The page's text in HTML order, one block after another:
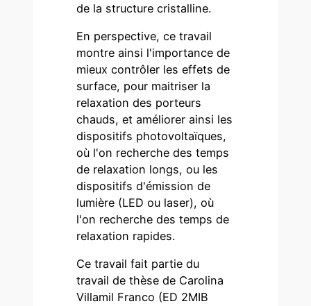
de la structure cristalline.
En perspective, ce travail
montre ainsi l'importance de
mieux contrôler les effets de
surface, pour maitriser la
relaxation des porteurs
chauds, et améliorer ainsi les
dispositifs photovoltaïques,
où l'on recherche des temps
de relaxation longs, ou les
dispositifs d'émission de
lumière (LED ou laser), où
l'on recherche des temps de
relaxation rapides.
Ce travail fait partie du
travail de thèse de Carolina
Villamil Franco (ED 2MIB